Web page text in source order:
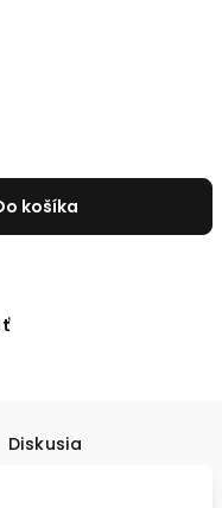
košíka
Diskusia